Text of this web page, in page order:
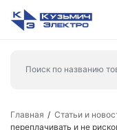
Главная Статьи и
переплачивать и не